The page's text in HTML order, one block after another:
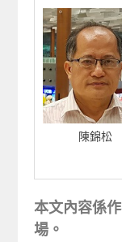
陳錦松
本文內容係
場。